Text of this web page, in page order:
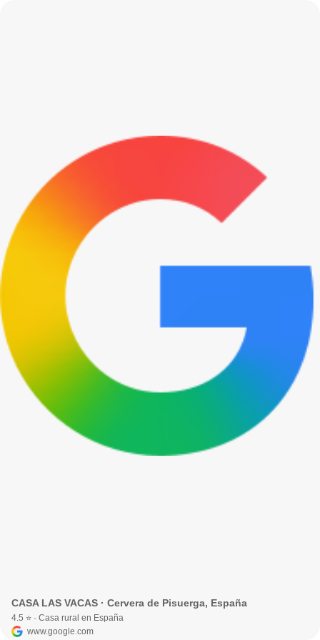
CASA LAS VACAS · Cervera de Pisuerga, España
4.5 ⭐ · Casa rural en España
www.google.com